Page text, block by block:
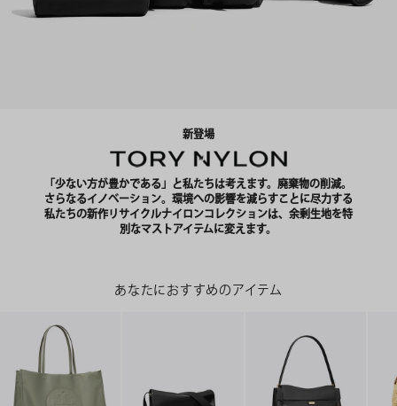
新登場
「少ない方が豊かである」と私たちは考えます。廃棄物の削減。
さらなるイノベーション。環境への影響を減らすことに尽力する
私たちの新作リサイクルナイロンコレクションは、余剰生地を特
別なマストアイテムに変えます。
あなたにおすすめのアイテム